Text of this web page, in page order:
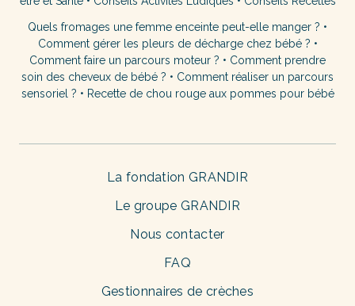
Quels fromages une femme enceinte peut-elle manger ? •
Comment gérer les pleurs de décharge chez bébé ? •
Comment faire un parcours moteur ? • Comment prendre
soin des cheveux de bébé ? • Comment réaliser un parcours
sensoriel ? • Recette de chou rouge aux pommes pour bébé
La fondation GRANDIR
Le groupe GRANDIR
Nous contacter
FAQ
Gestionnaires de crèches